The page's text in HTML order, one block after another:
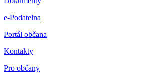
e-Podatelna
Portál občana
Kontakty
Pro občany